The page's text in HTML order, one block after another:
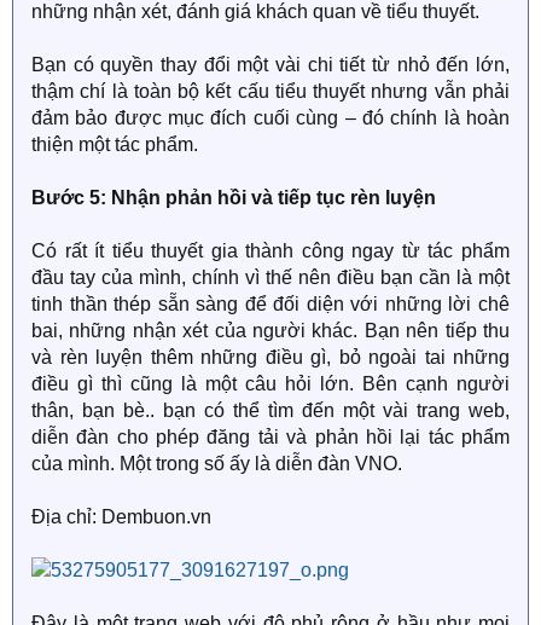
những nhận xét, đánh giá khách quan về tiểu thuyết.
Bạn có quyền thay đổi một vài chi tiết từ nhỏ đến lớn,
thậm chí là toàn bộ kết cấu tiểu thuyết nhưng vẫn phải
đảm bảo được mục đích cuối cùng – đó chính là hoàn
thiện một tác phẩm.
Bước 5: Nhận phản hồi và tiếp tục rèn luyện
Có rất ít tiểu thuyết gia thành công ngay từ tác phẩm
đầu tay của mình, chính vì thế nên điều bạn cần là một
tinh thần thép sẵn sàng để đối diện với những lời chê
bai, những nhận xét của người khác. Bạn nên tiếp thu
và rèn luyện thêm những điều gì, bỏ ngoài tai những
điều gì thì cũng là một câu hỏi lớn. Bên cạnh người
thân, bạn bè.. bạn có thể tìm đến một vài trang web,
diễn đàn cho phép đăng tải và phản hồi lại tác phẩm
của mình. Một trong số ấy là diễn đàn VNO.
Địa chỉ: Dembuon.vn